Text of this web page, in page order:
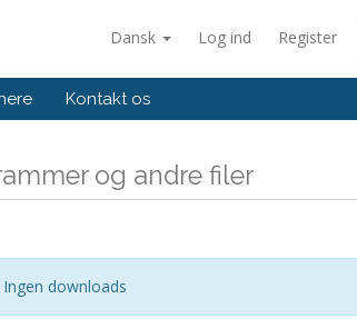
Dansk Log ind Register
Kontakt os
og andre filer
Ingen downloads